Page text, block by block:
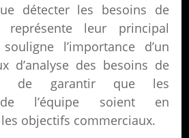
détecter les besoins de
représente leur principal
l’importance d’un
d’analyse des besoins de
de garantir que les
de l’équipe soient en
objectifs commerciaux.